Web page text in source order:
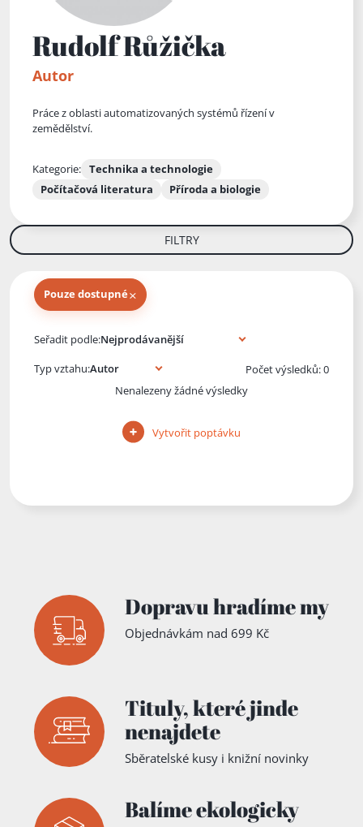
Rudolf Růžička
Autor
Práce z oblasti automatizovaných systémů řízení v
zemědělství.
Kategorie: Technika a technologie
Počítačová literatura
Příroda a biologie
FILTRY
Pouze dostupné×
Seřadit podle:
Typ vztahu:
Počet výsledků: 0
Nenalezeny žádné výsledky
Vytvořit poptávku
Dopravu hradíme my
Objednávkám nad 699 Kč
Tituly,které jinde
nenajdete
Sběratelské kusy i knižní novinky
Balíme ekologicky